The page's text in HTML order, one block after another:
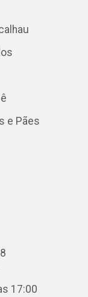
e Pães
17:00